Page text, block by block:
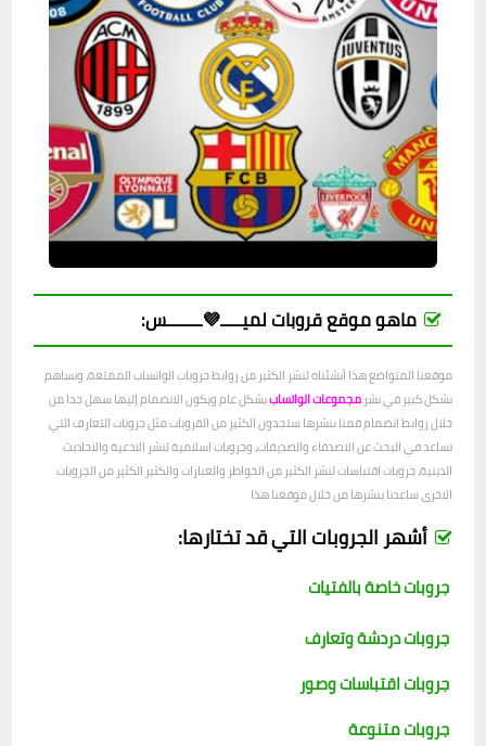
ماهو موقع قروبات لميـــــ💜ــــــــس:
موقعنا المتواضع هذا أنشئناه لنشر الكثير من روابط جروبات الواتساب الممتعة، ونساهم
بشكل كبير في نشر مجموعات الواتساببشكل عام ويكون الانضمام إليها سهل جدا من
خلال روابط انضمام قمنا بنشرها ستجدون الكثير من القروبات مثل جروبات التعارف التي
تساعد في البحث عن الاصدقاء والصديقات، وجروبات اسلامية لنشر الادعية والاحاديث
الدينية، جروبات اقتباسات لنشر الكثير من الخواطر والعبارات والكثير الكثير من الجروبات
الاخرى ساعدنا بنشرها من خلال موقعنا هذا
أشهر الجروبات التي قد تختارها:
جروبات خاصة بالفتيات
جروبات دردشة وتعارف
جروبات اقتباسات وصور
جروبات متنوعة